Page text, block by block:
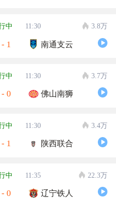
中 11:30 3.8万
- 1 南通支云
中 11:30 3.7万
- 0 佛山南狮
中 11:30 3.4万
- 1 陕西联合
中 11:35 22.3万
- 0 辽宁铁人